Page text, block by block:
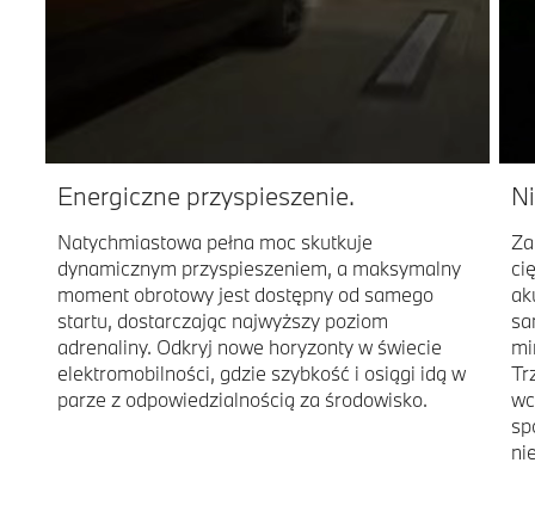
Energiczne przyspieszenie.
Natychmiastowa pełna moc skutkuje
dynamicznym przyspieszeniem, a maksymalny
moment obrotowy jest dostępny od samego
startu, dostarczając najwyższy poziom
adrenaliny. Odkryj nowe horyzonty w świecie
elektromobilności, gdzie szybkość i osiągi idą w
parze z odpowiedzialnością za środowisko.